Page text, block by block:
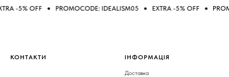
OFF PROMOCODE: IDEALISM05 EXTRA -5% OFF
КОНТАКТИ ІНФОРМАЦІЯ
Доставка